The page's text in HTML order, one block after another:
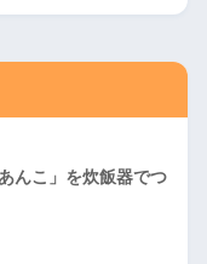
んこ」を炊飯器でつ